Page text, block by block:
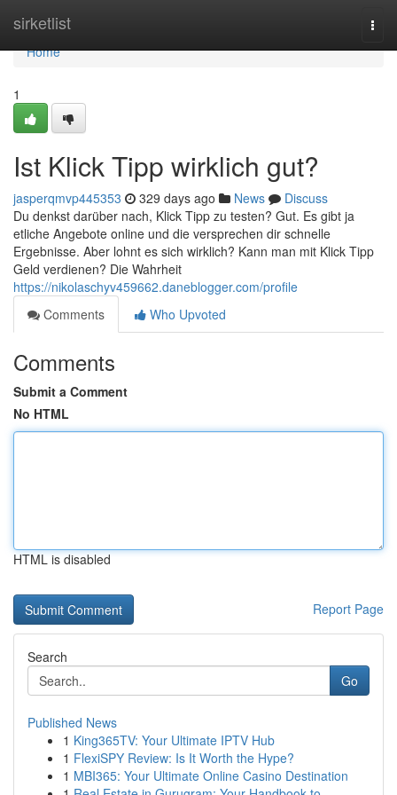
sirketlist
Home
Home
1
Ist Klick Tipp wirklich gut?
jasperqmvp445353 329 days ago News
Discuss
Du denkst darüber nach, Klick Tipp zu testen? Gut. Es gibt ja
etliche Angebote online und die versprechen dir schnelle
Ergebnisse. Aber lohnt es sich wirklich? Kann man mit Klick Tipp
Geld verdienen? Die Wahrheit
https://nikolaschyv459662.daneblogger.com/profile
Comments
Who Upvoted
Comments
Submit a Comment
No HTML
HTML is disabled
Report Page
Search
Go
Published News
1 King365TV: Your Ultimate IPTV Hub
1 FlexiSPY Review: Is It Worth the Hype?
1 MBI365: Your Ultimate Online Casino Destination